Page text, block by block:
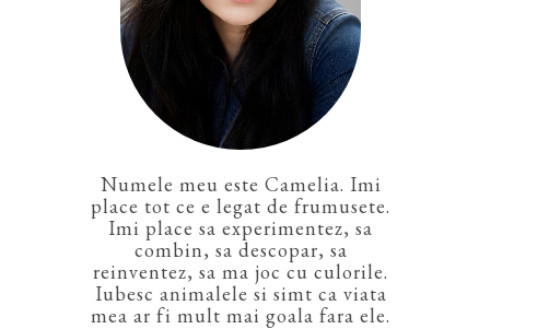
Numele meu este Camelia. Imi
place tot ce e legat de frumusete.
Imi place sa experimentez, sa
combin, sa descopar, sa
reinventez, sa ma joc cu culorile.
Iubesc animalele si simt ca viata
mea ar fi mult mai goala fara ele.